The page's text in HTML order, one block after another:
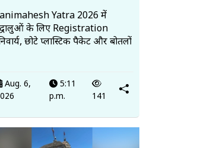
Yatra 2026 में
के लिए Registration
छोटे प्लास्टिक पैकेट और बोतलों
Aug. 6,
5:11
p.m.
141